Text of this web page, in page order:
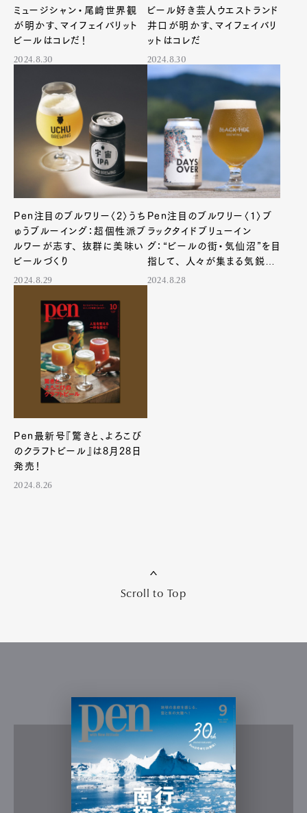
Pen Membership
Magazine
Official Columnist
About
Contact
Pen Meet
Pen international Pen tw
ミュージシャン・尾崎世界観
が明かす、マイフェイバリット
ビールはコレだ！
2024.8.30
ビール好き芸人ウエストランド
井口が明かす、マイフェイバリ
ットはコレだ
2024.8.30
Pen注目のブルワリー〈2〉うち
ゅうブルーイング：超個性派ブ
ルワーが志す、 抜群に美味い
ビールづくり
2024.8.29
Pen注目のブルワリー〈1〉ブ
ラックタイドブリューイン
グ：“ビールの街・気仙沼”を目
指して、 人々が集まる気鋭の
醸造所
2024.8.28
Pen最新号『驚きと、よろこび
のクラフトビール』は8月28日
発売！
2024.8.26
Scroll to Top